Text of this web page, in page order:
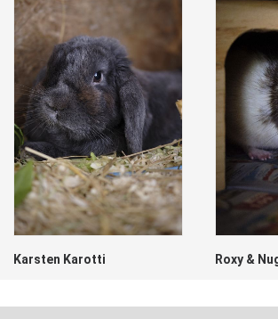
Karsten Karotti Roxy &